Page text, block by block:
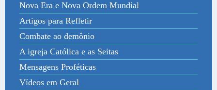
Nova Era e Nova Ordem Mundial
Artigos para Refletir
Combate ao demônio
A igreja Católica e as Seitas
Mensagens Proféticas
Vídeos em Geral